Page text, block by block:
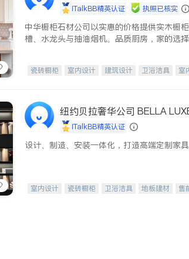
iTalkBB精英认证 执照已核实
中华橱柜石材公司以实惠的价格提供实木橱
槽、水龙头与抽油烟机。品质厨房，家的选择
瓷砖橱柜 室内设计 建筑设计 卫浴洁具 室
纽约贝拉奢华公司 BELLA
iTalkBB精英认证
设计、制造、安装一体化，打造高端定制家
室内设计 瓷砖橱柜 卫浴洁具 地板建材 售